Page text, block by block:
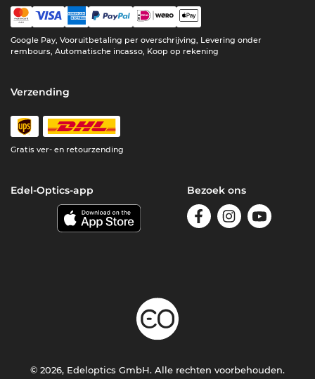
Google Pay, Vooruitbetaling per overschrijving, Levering onder
rembours, Automatische incasso, Koop op rekening
Verzending
Gratis ver- en retourzending
Edel-Optics-app Bezoek ons
© 2026, Edeloptics GmbH. Alle rechten voorbehouden.